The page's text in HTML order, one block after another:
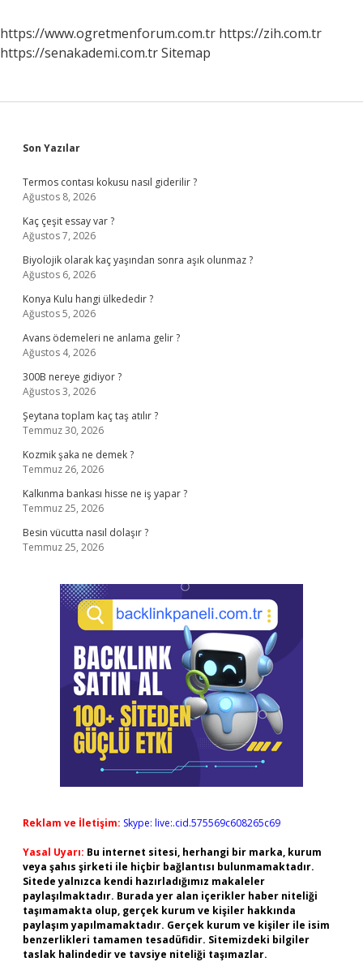
Ne
Yemeli
https://www.ogretmenforum.com.tr https://zih.com.tr
https://senakademi.com.trSitemap
Sidebar
Son Yazılar
Termos contası kokusu nasıl giderilir ?
Ağustos 8, 2026
Kaç çeşit essay var ?
Ağustos 7, 2026
Biyolojik olarak kaç yaşından sonra aşık olunmaz ?
Ağustos 6, 2026
Konya Kulu hangi ülkededir ?
Ağustos 5, 2026
Avans ödemeleri ne anlama gelir ?
Ağustos 4, 2026
300B nereye gidiyor ?
Ağustos 3, 2026
Şeytana toplam kaç taş atılır ?
Temmuz 30, 2026
Kozmik şaka ne demek ?
Temmuz 26, 2026
Kalkınma bankası hisse ne iş yapar ?
Temmuz 25, 2026
Besin vücutta nasıl dolaşır ?
Temmuz 25, 2026
Reklam ve İletişim: Skype: live:.cid.575569c608265c69
Yasal Uyarı: Bu internet sitesi, herhangi bir marka, kurum
veya şahıs şirketi ile hiçbir bağlantısı bulunmamaktadır.
Sitede yalnızca kendi hazırladığımız makaleler
paylaşılmaktadır. Burada yer alan içerikler haber niteliği
taşımamakta olup, gerçek kurum ve kişiler hakkında
paylaşım yapılmamaktadır. Gerçek kurum ve kişiler ile isim
benzerlikleri tamamen tesadüfidir. Sitemizdeki bilgiler
taslak halindedir ve tavsiye niteliği taşımazlar.